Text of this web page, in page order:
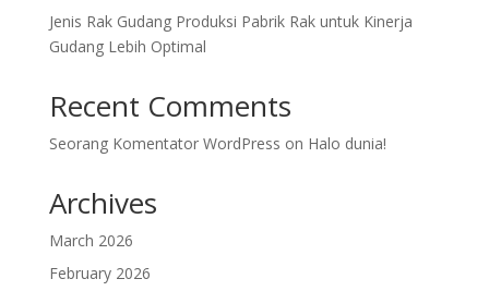
Jenis Rak Gudang Produksi Pabrik Rak untuk Kinerja
Gudang Lebih Optimal
Recent Comments
Seorang Komentator WordPress on Halo dunia!
Archives
March 2026
February 2026